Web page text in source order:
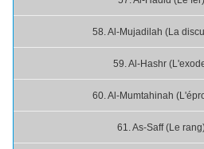
58. Al-Mujadilah (La
59. Al-Hashr
60. Al-Mumtahinah
61. As-Saff (Le